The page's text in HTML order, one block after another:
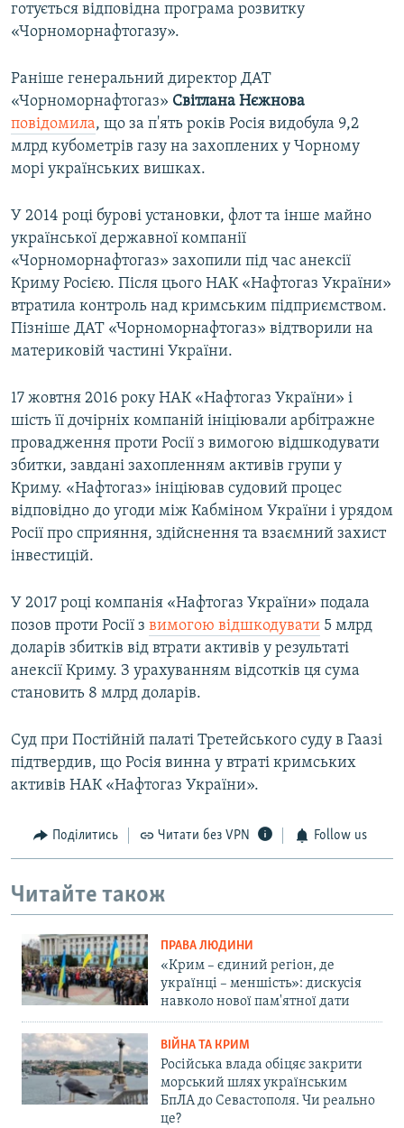
готується відповідна програма розвитку
«Чорноморнафтогазу».
Раніше генеральний директор ДАТ
«Чорноморнафтогаз» Світлана Нєжнова
повідомила, що за п'ять років Росія видобула 9,2
млрд кубометрів газу на захоплених у Чорному
морі українських вишках.
У 2014 році бурові установки, флот та інше майно
української державної компанії
«Чорноморнафтогаз» захопили під час анексії
Криму Росією. Після цього НАК «Нафтогаз України»
втратила контроль над кримським підприємством.
Пізніше ДАТ «Чорноморнафтогаз» відтворили на
материковій частині України.
17 жовтня 2016 року НАК «Нафтогаз України» і
шість її дочірніх компаній ініціювали арбітражне
провадження проти Росії з вимогою відшкодувати
збитки, завдані захопленням активів групи у
Криму. «Нафтогаз» ініціював судовий процес
відповідно до угоди між Кабміном України і урядом
Росії про сприяння, здійснення та взаємний захист
інвестицій.
У 2017 році компанія «Нафтогаз України» подала
позов проти Росії з вимогою відшкодувати 5 млрд
доларів збитків від втрати активів у результаті
анексії Криму. З урахуванням відсотків ця сума
становить 8 млрд доларів.
Суд при Постійній палаті Третейського суду в Гаазі
підтвердив, що Росія винна у втраті кримських
активів НАК «Нафтогаз України».
Поділитись Читати без VPN Follow us
Читайте також
ПРАВА ЛЮДИНИ
«Крим – єдиний регіон, де
українці – меншість»: дискусія
навколо нової пам'ятної дати
ВІЙНА ТА КРИМ
Російська влада обіцяє закрити
морський шлях українським
БпЛА до Севастополя. Чи реально
це?